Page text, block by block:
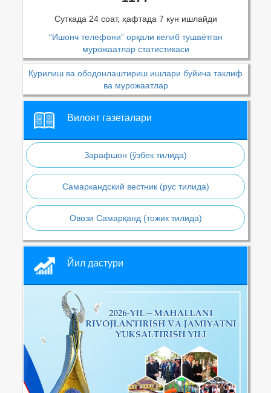
Суткада 24 соат, ҳафтада 7 кун ишлайди
“Ишонч телефони” орқали келиб тушаётган
мурожаатлар статистикаси
Қурилиш ва ободонлаштириш ишлари буйича таклиф
ва мурожаатлар
Вилоят газеталари
Зарафшон (ўзбек тилида)
Самаркандский вестник (рус тилида)
Овози Самарқанд (тожик тилида)
Йил дастури